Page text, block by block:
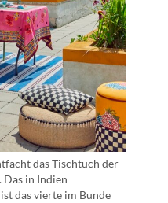
das Tischtuch der
Das in Indien
das vierte im Bunde